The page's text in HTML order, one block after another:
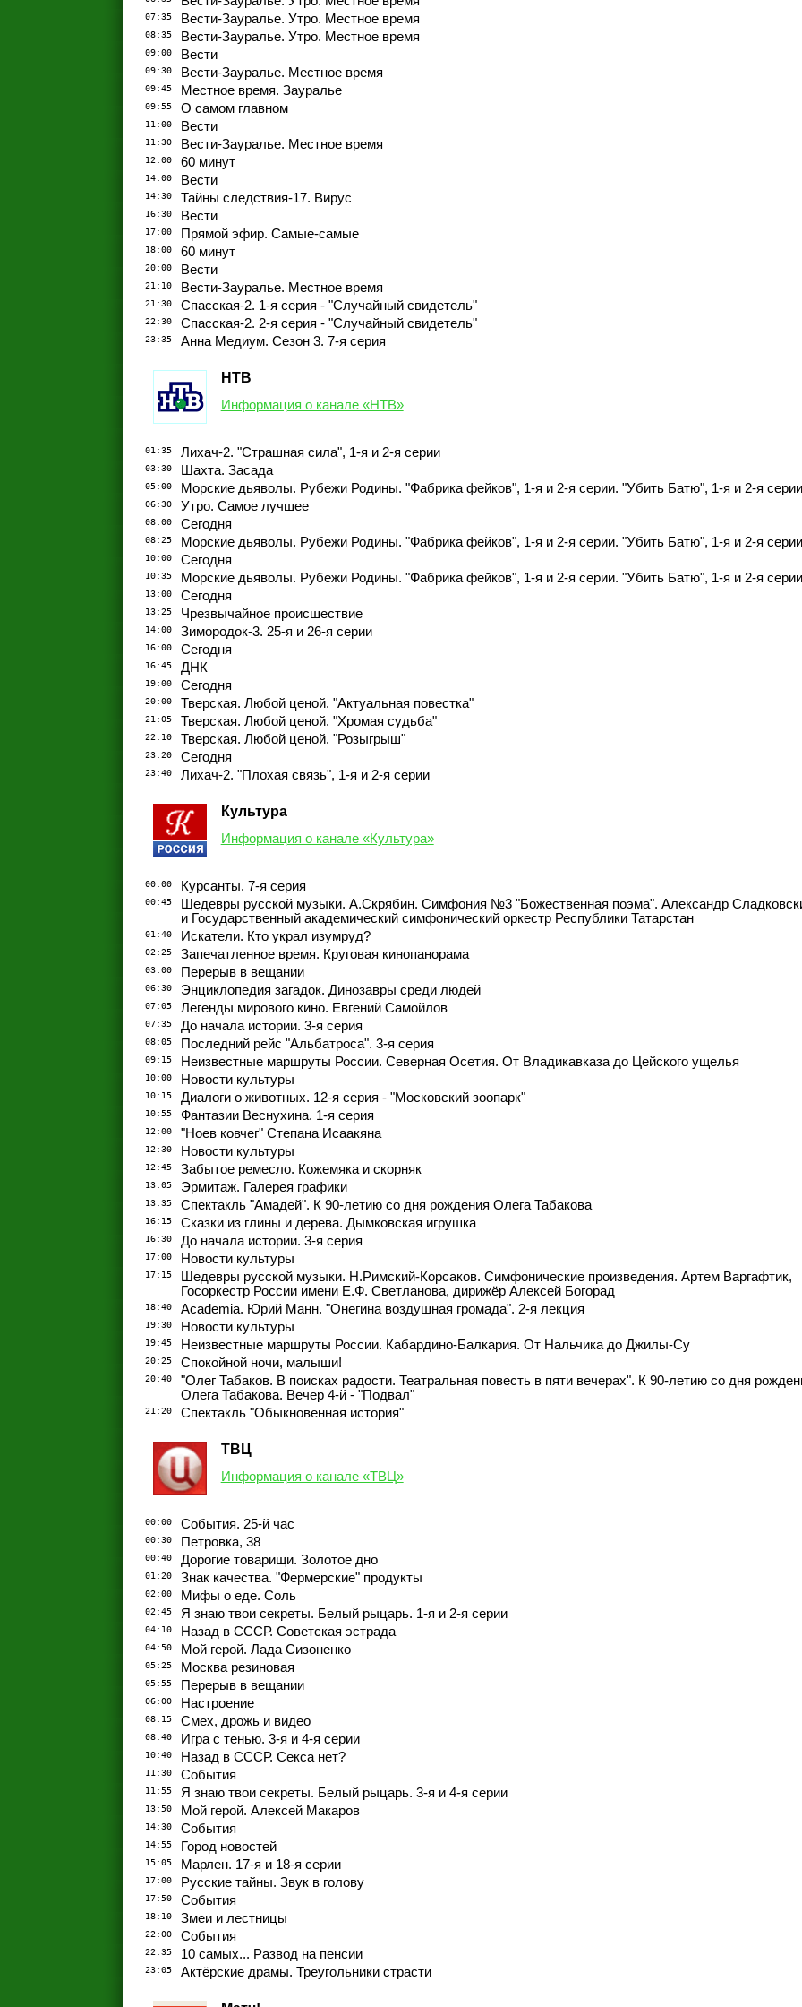
07:35 Вести-Зауралье. Утро. Местное время
08:35 Вести-Зауралье. Утро. Местное время
09:00 Вести
09:30 Вести-Зауралье. Местное время
09:45 Местное время. Зауралье
09:55 О самом главном
11:00 Вести
11:30 Вести-Зауралье. Местное время
12:00 60 минут
14:00 Вести
14:30 Тайны следствия-17. Вирус
16:30 Вести
17:00 Прямой эфир. Самые-самые
18:00 60 минут
20:00 Вести
21:10 Вести-Зауралье. Местное время
21:30 Спасская-2. 1-я серия - "Случайный свидетель"
22:30 Спасская-2. 2-я серия - "Случайный свидетель"
23:35 Анна Медиум. Сезон 3. 7-я серия
НТВ
Информация о канале «НТВ»
01:35 Лихач-2. "Страшная сила", 1-я и 2-я серии
03:30 Шахта. Засада
05:00 Морские дьяволы. Рубежи Родины. "Фабрика фейков", 1-я и 2-я серии. "Убить Батю", 1-я и 2-я серии
06:30 Утро. Самое лучшее
08:00 Сегодня
08:25 Морские дьяволы. Рубежи Родины. "Фабрика фейков", 1-я и 2-я серии. "Убить Батю", 1-я и 2-я серии
10:00 Сегодня
10:35 Морские дьяволы. Рубежи Родины. "Фабрика фейков", 1-я и 2-я серии. "Убить Батю", 1-я и 2-я серии
13:00 Сегодня
13:25 Чрезвычайное происшествие
14:00 Зимородок-3. 25-я и 26-я серии
16:00 Сегодня
16:45 ДНК
19:00 Сегодня
20:00 Тверская. Любой ценой. "Актуальная повестка"
21:05 Тверская. Любой ценой. "Хромая судьба"
22:10 Тверская. Любой ценой. "Розыгрыш"
23:20 Сегодня
23:40 Лихач-2. "Плохая связь", 1-я и 2-я серии
Культура
Информация о канале «Культура»
00:00 Курсанты. 7-я серия
00:45
Шедевры русской музыки. А.Скрябин. Симфония №3 "Божественная поэма". Александр
и Государственный академический симфонический оркестр Республики Татарстан
01:40 Искатели. Кто украл изумруд?
02:25 Запечатленное время. Круговая кинопанорама
03:00 Перерыв в вещании
06:30 Энциклопедия загадок. Динозавры среди людей
07:05 Легенды мирового кино. Евгений Самойлов
07:35 До начала истории. 3-я серия
08:05 Последний рейс "Альбатроса". 3-я серия
09:15 Неизвестные маршруты России. Северная Осетия. От Владикавказа до Цейского ущелья
10:00 Новости культуры
10:15 Диалоги о животных. 12-я серия - "Московский зоопарк"
10:55 Фантазии Веснухина. 1-я серия
12:00 "Ноев ковчег" Степана Исаакяна
12:30 Новости культуры
12:45 Забытое ремесло. Кожемяка и скорняк
13:05 Эрмитаж. Галерея графики
13:35 Спектакль "Амадей". К 90-летию со дня рождения Олега Табакова
16:15 Сказки из глины и дерева. Дымковская игрушка
16:30 До начала истории. 3-я серия
17:00 Новости культуры
17:15
Шедевры русской музыки. Н.Римский-Корсаков. Симфонические произведения. Артем Варгафтик,
Госоркестр России имени Е.Ф. Светланова, дирижёр Алексей Богорад
18:40 Academia. Юрий Манн. "Онегина воздушная громада". 2-я лекция
19:30 Новости культуры
19:45 Неизвестные маршруты России. Кабардино-Балкария. От Нальчика до Джилы-Су
20:25 Спокойной ночи, малыши!
20:40
"Олег Табаков. В поисках радости. Театральная повесть в пяти вечерах". К 90-летию со дня
Олега Табакова. Вечер 4-й - "Подвал"
21:20 Спектакль "Обыкновенная история"
ТВЦ
Информация о канале «ТВЦ»
00:00 События. 25-й час
00:30 Петровка, 38
00:40 Дорогие товарищи. Золотое дно
01:20 Знак качества. "Фермерские" продукты
02:00 Мифы о еде. Соль
02:45 Я знаю твои секреты. Белый рыцарь. 1-я и 2-я серии
04:10 Назад в СССР. Советская эстрада
04:50 Мой герой. Лада Сизоненко
05:25 Москва резиновая
05:55 Перерыв в вещании
06:00 Настроение
08:15 Смех, дрожь и видео
08:40 Игра с тенью. 3-я и 4-я серии
10:40 Назад в СССР. Секса нет?
11:30 События
11:55 Я знаю твои секреты. Белый рыцарь. 3-я и 4-я серии
13:50 Мой герой. Алексей Макаров
14:30 События
14:55 Город новостей
15:05 Марлен. 17-я и 18-я серии
17:00 Русские тайны. Звук в голову
17:50 События
18:10 Змеи и лестницы
22:00 События
22:35 10 самых... Развод на пенсии
23:05 Актёрские драмы. Треугольники страсти